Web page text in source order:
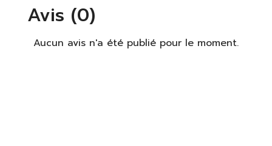
Avis (0)
Aucun avis n'a été publié pour le moment.